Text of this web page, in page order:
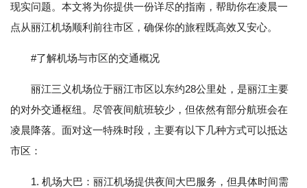
现实问题。本文将为你提供一份详尽的指南，帮助你在凌晨一
点从丽江机场顺利前往市区，确保你的旅程既高效又安心。
#了解机场与市区的交通概况
丽江三义机场位于丽江市区以东约28公里处，是丽江主要
的对外交通枢纽。尽管夜间航班较少，但依然有部分航班会在
凌晨降落。面对这一特殊时段，主要有以下几种方式可以抵达
市区：
1. 机场大巴：丽江机场提供夜间大巴服务，但具体时间需